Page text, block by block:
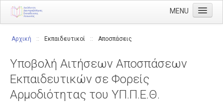
MENU
Διευθυντής
Διάρθρωση
Τμήμα Α' Διοικητικού
Αρχική :: Εκπαιδευτικοί :: Αποσπάσεις
Υποβολή Αιτήσεων Αποσπάσεων
Εκπαιδευτικών σε Φορείς
Αρμοδιότητας του ΥΠ.Π.Ε.Θ.